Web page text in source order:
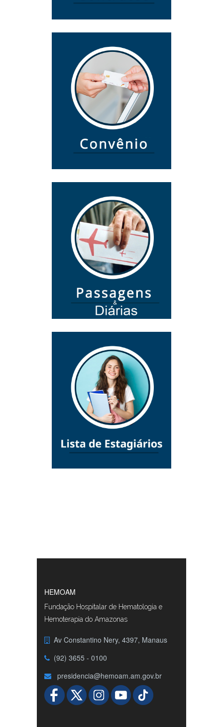
HEMOAM
Fundação Hospitalar de Hematologia e
Hemoterapia do Amazonas
Av Constantino Nery, 4397, Manaus
(92) 3655 - 0100
presidencia@hemoam.am.gov.br